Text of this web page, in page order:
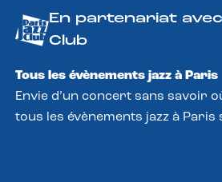
En partenariat
Club
Tous les évènements jazz à Paris
Envie d’un concert sans savoir
tous les évènements jazz à